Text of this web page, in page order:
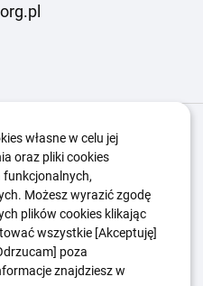
O nas
Aktualności
Kontakt
Sygnaliści
własne w celu jej
oraz pliki cookies
Możesz wyrazić zgodę
plików cookies klikając
wszystkie [Akceptuję]
poza
znajdziesz w